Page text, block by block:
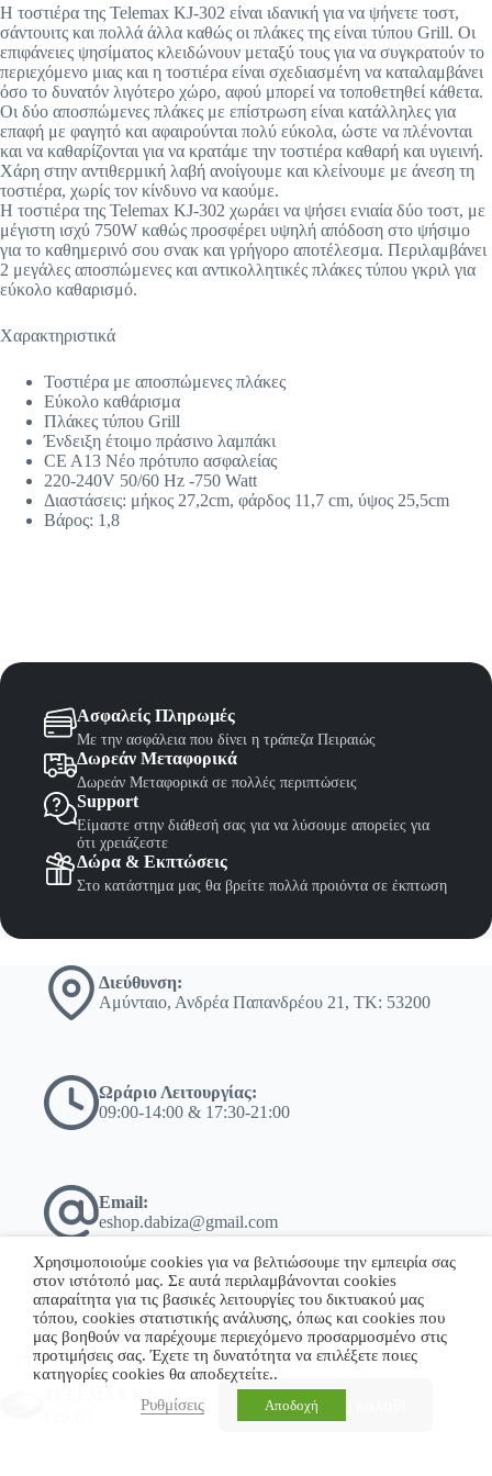
H τοστιέρα της Telemax KJ-302 είναι ιδανική για να ψήνετε τοστ,
σάντουιτς και πολλά άλλα καθώς οι πλάκες της είναι τύπου Grill. Οι
επιφάνειες ψησίματος κλειδώνουν μεταξύ τους για να συγκρατούν το
περιεχόμενο μιας και η τοστιέρα είναι σχεδιασμένη να καταλαμβάνει
όσο το δυνατόν λιγότερο χώρο, αφού μπορεί να τοποθετηθεί κάθετα.
Οι δύο αποσπώμενες πλάκες με επίστρωση είναι κατάλληλες για
επαφή με φαγητό και αφαιρούνται πολύ εύκολα, ώστε να πλένονται
και να καθαρίζονται για να κρατάμε την τοστιέρα καθαρή και υγιεινή.
Χάρη στην αντιθερμική λαβή ανοίγουμε και κλείνουμε με άνεση τη
τοστιέρα, χωρίς τον κίνδυνο να καούμε.
Η τοστιέρα της Telemax KJ-302 χωράει να ψήσει ενιαία δύο τοστ, με
μέγιστη ισχύ 750W καθώς προσφέρει υψηλή απόδοση στο ψήσιμο
για το καθημερινό σου σνακ και γρήγορο αποτέλεσμα. Περιλαμβάνει
2 μεγάλες αποσπώμενες και αντικολλητικές πλάκες τύπου γκριλ για
εύκολο καθαρισμό.
Χαρακτηριστικά
Τοστιέρα με αποσπώμενες πλάκες
Εύκολο καθάρισμα
Πλάκες τύπου Grill
Ένδειξη έτοιμο πράσινο λαμπάκι
CE A13 Νέο πρότυπο ασφαλείας
220-240V 50/60 Hz -750 Watt
Διαστάσεις: μήκος 27,2cm, φάρδος 11,7 cm, ύψος 25,5cm
Βάρος: 1,8
Ασφαλείς Πληρωμές
Με την ασφάλεια που δίνει η τράπεζα Πειραιώς
Δωρεάν Μεταφορικά
Δωρεάν Μεταφορικά σε πολλές περιπτώσεις
Support
Είμαστε στην διάθεσή σας για να λύσουμε απορείες για
ότι χρειάζεστε
Δώρα & Εκπτώσεις
Στο κατάστημα μας θα βρείτε πολλά προιόντα σε έκπτωση
Διεύθυνση:
Αμύνταιο, Ανδρέα Παπανδρέου 21, ΤΚ: 53200
Ωράριο Λειτουργίας:
09:00-14:00 & 17:30-21:00
Email:
eshop.dabiza@gmail.com
+30 23860 23775
Copyright © 2026 - WordPress Theme by Σκόδρας Ηλίας
Προσθήκη στο καλάθι
Χρησιμοποιούμε cookies για να βελτιώσουμε την εμπειρία σας
στον ιστότοπό μας. Σε αυτά περιλαμβάνονται cookies
απαραίτητα για τις βασικές λειτουργίες του δικτυακού μας
τόπου, cookies στατιστικής ανάλυσης, όπως και cookies που
μας βοηθούν να παρέχουμε περιεχόμενο προσαρμοσμένο στις
προτιμήσεις σας. Έχετε τη δυνατότητα να επιλέξετε ποιες
κατηγορίες cookies θα αποδεχτείτε..
Ρυθμίσεις
Αποδοχή